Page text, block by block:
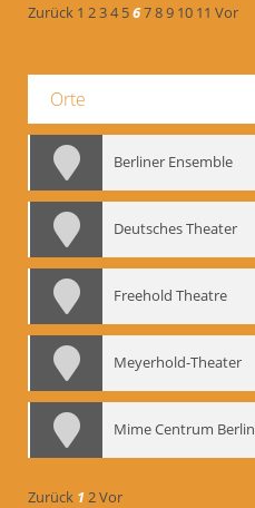
Zurück 1 234 56789 10 11 Vor
Orte
Berliner Ensemble
Deutsches Theater
Freehold Theatre
Meyerhold-Theater
Mime Centrum Berlin
Zurück 12Vor